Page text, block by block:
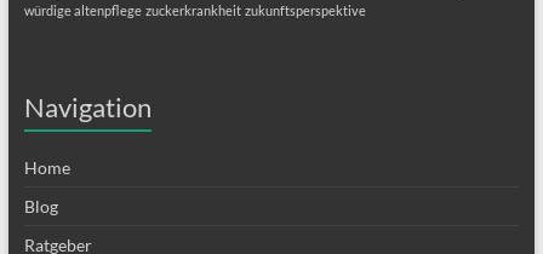
würdige altenpflege zuckerkrankheit zukunftsperspektive
Navigation
Home
Blog
Ratgeber